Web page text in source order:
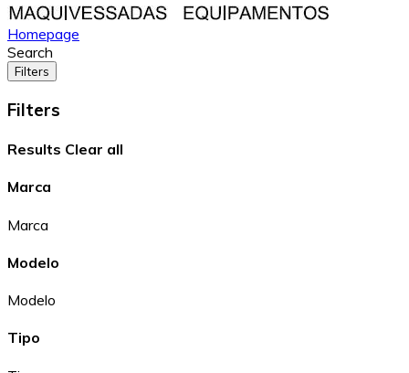
Homepage
Search
Filters
Filters
Results Clear all
Marca
Marca
Modelo
Modelo
Tipo